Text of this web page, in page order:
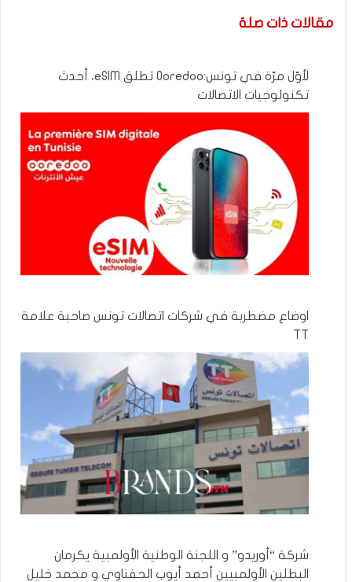
مقالات ذات صلة
لأوّل مرّة في تونس:Ooredoo تطلق eSIM، أحدث
تكنولوجيات الاتصالات
اوضاع مضطربة في شركات اتصالات تونس صاحبة علامة
TT
شركة “أوريدو” و اللجنة الوطنية الأولمبية يكرمان
البطلين الأولمبيين أحمد أيوب الحفناوي و محمد خليل